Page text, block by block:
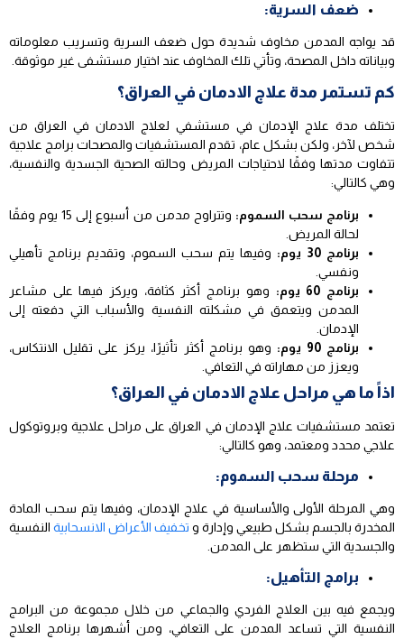
ضعف السرية:
قد يواجه المدمن مخاوف شديدة حول ضعف السرية وتسريب معلوماته
وبياناته داخل المصحة، وتأتي تلك المخاوف عند اختيار مستشفى غير موثوقة.
كم تستمر مدة علاج الادمان في العراق؟
تختلف مدة علاج الإدمان في مستشفي لعلاج الادمان في العراق من
شخص لآخر، ولكن بشكل عام، تقدم المستشفيات والمصحات برامج علاجية
تتفاوت مدتها وفقًا لاحتياجات المريض وحالته الصحية الجسدية والنفسية،
وهي كالتالي:
برنامج سحب السموم:
وتتراوح مدمن من أسبوع إلى 15 يوم وفقًا
لحالة المريض.
برنامج 30 يوم:
وفيها يتم سحب السموم، وتقديم برنامج تأهيلي
ونفسي.
برنامج 60 يوم:
وهو برنامج أكثر كثافة، ويركز فيها على مشاعر
المدمن ويتعمق في مشكلته النفسية والأسباب التي دفعته إلى
الإدمان.
برنامج 90 يوم:
وهو برنامج أكثر تأثيرًا، يركز على تقليل الانتكاس،
ويعزز من مهاراته في التعافي.
اذاً ما هي مراحل علاج الادمان في العراق؟
تعتمد مستشفيات علاج الإدمان في العراق على مراحل علاجية وبروتوكول
علاجي محدد ومعتمد، وهو كالتالي:
مرحلة سحب السموم:
وهي المرحلة الأولى والأساسية في علاج الإدمان، وفيها يتم سحب المادة
المخدرة بالجسم بشكل طبيعي وإدارة و تخفيف الأعراض الانسحابية النفسية
والجسدية التي ستظهر على المدمن.
برامج التأهيل:
ويجمع فيه بين العلاج الفردي والجماعي من خلال مجموعة من البرامج
النفسية التي تساعد المدمن على التعافي، ومن أشهرها برنامج العلاج